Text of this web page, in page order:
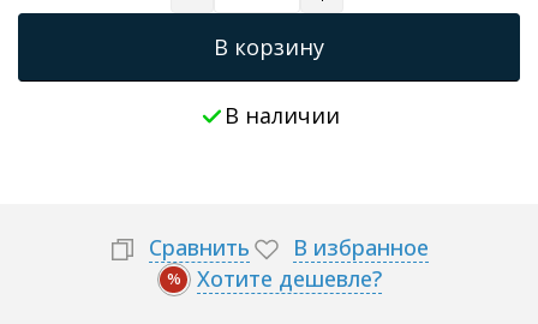
В корзину
В наличии
Сравнить В избранное
% Хотите дешевле?